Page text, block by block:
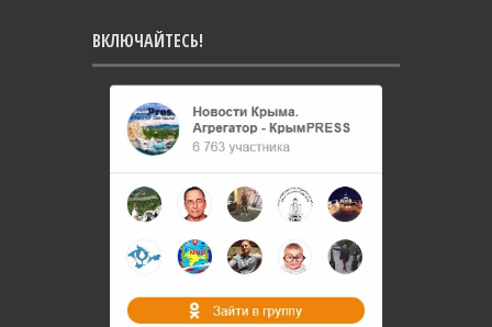
ВКЛЮЧАЙТЕСЬ!